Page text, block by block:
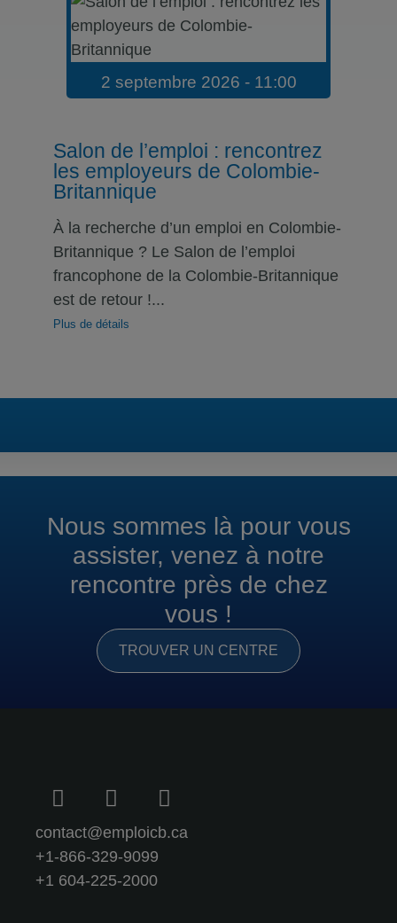
2 septembre 2026 - 11:00
Salon de l’emploi : rencontrez
les employeurs de Colombie-
Britannique
À la recherche d’un emploi en Colombie-
Britannique ? Le Salon de l’emploi
francophone de la Colombie-Britannique
est de retour !...
Plus de détails
Nous sommes là pour vous
assister, venez à notre
rencontre près de chez
vous !
TROUVER UN CENTRE
contact@emploicb.ca
+1-866-329-9099
+1 604-225-2000